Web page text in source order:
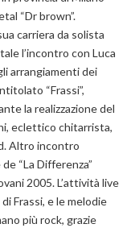
“Dr brown”.
carriera da solista
l’incontro con Luca
arrangiamenti dei
“Frassi”,
la realizzazione del
eclettico chitarrista,
Altro incontro
“La Differenza”
2005. L’attività live
Frassi, e le melodie
più rock, grazie